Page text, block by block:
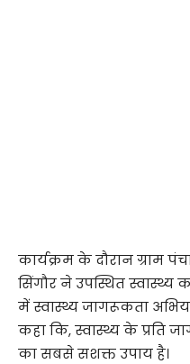
कार्यक्रम के दौरान ग्राम
सिंगौर ने उपस्थित स्वास्थ्य
में स्वास्थ्य जागरूकता
कहा कि, स्वास्थ्य के प्रति
का सबसे सशक्त उपाय है।